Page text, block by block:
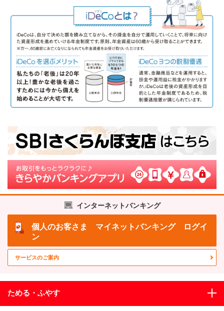
インターネットバンキング
個人のお客さま マイネットバンキング ログイ
ン
サービスのご案内
ためる・ふやす